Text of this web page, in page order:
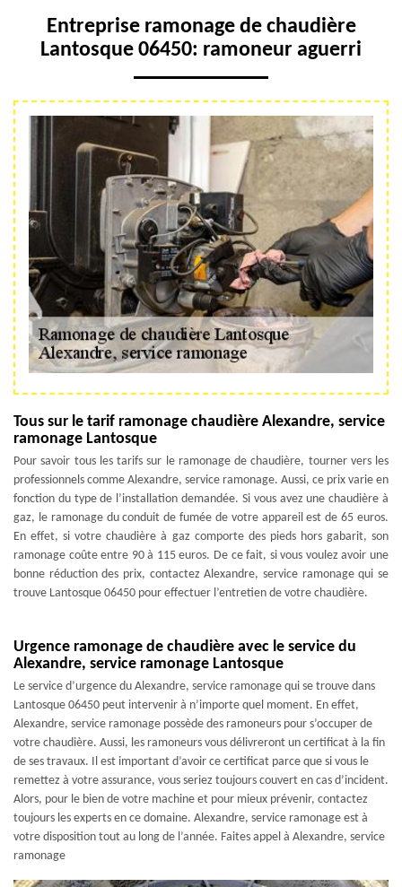
Entreprise ramonage de chaudière
Lantosque 06450: ramoneur aguerri
Tous sur le tarif ramonage chaudière Alexandre, service
ramonage Lantosque
Pour savoir tous les tarifs sur le ramonage de chaudière, tourner vers les
professionnels comme Alexandre, service ramonage. Aussi, ce prix varie en
fonction du type de l’installation demandée. Si vous avez une chaudière à
gaz, le ramonage du conduit de fumée de votre appareil est de 65 euros.
En effet, si votre chaudière à gaz comporte des pieds hors gabarit, son
ramonage coûte entre 90 à 115 euros. De ce fait, si vous voulez avoir une
bonne réduction des prix, contactez Alexandre, service ramonage qui se
trouve Lantosque 06450 pour effectuer l’entretien de votre chaudière.
Urgence ramonage de chaudière avec le service du
Alexandre, service ramonage Lantosque
Le service d’urgence du Alexandre, service ramonage qui se trouve dans
Lantosque 06450 peut intervenir à n’importe quel moment. En effet,
Alexandre, service ramonage possède des ramoneurs pour s’occuper de
votre chaudière. Aussi, les ramoneurs vous délivreront un certificat à la fin
de ses travaux. Il est important d’avoir ce certificat parce que si vous le
remettez à votre assurance, vous seriez toujours couvert en cas d’incident.
Alors, pour le bien de votre machine et pour mieux prévenir, contactez
toujours les experts en ce domaine. Alexandre, service ramonage est à
votre disposition tout au long de l’année. Faites appel à Alexandre, service
ramonage